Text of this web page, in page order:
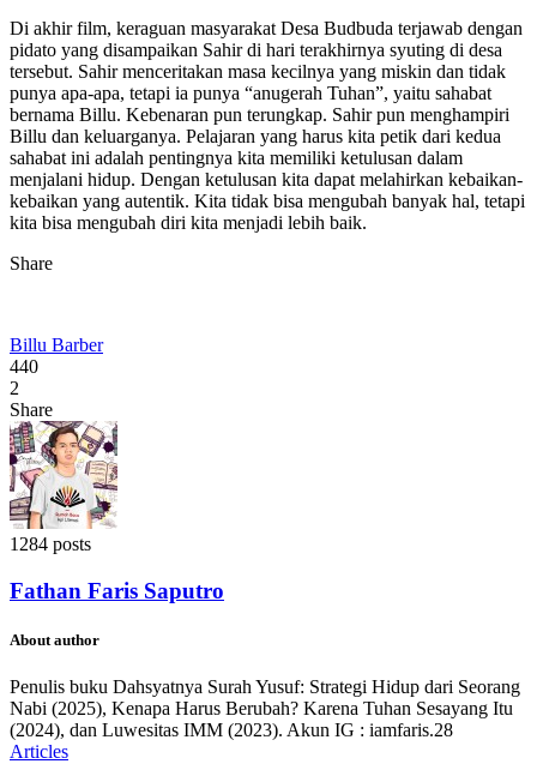
Di akhir film, keraguan masyarakat Desa Budbuda terjawab dengan
pidato yang disampaikan Sahir di hari terakhirnya syuting di desa
tersebut. Sahir menceritakan masa kecilnya yang miskin dan tidak
punya apa-apa, tetapi ia punya “anugerah Tuhan”, yaitu sahabat
bernama Billu. Kebenaran pun terungkap. Sahir pun menghampiri
Billu dan keluarganya. Pelajaran yang harus kita petik dari kedua
sahabat ini adalah pentingnya kita memiliki ketulusan dalam
menjalani hidup. Dengan ketulusan kita dapat melahirkan kebaikan-
kebaikan yang autentik. Kita tidak bisa mengubah banyak hal, tetapi
kita bisa mengubah diri kita menjadi lebih baik.
Share
Billu Barber
440
2
Share
1284 posts
Fathan Faris Saputro
About author
Penulis buku Dahsyatnya Surah Yusuf: Strategi Hidup dari Seorang
Nabi (2025), Kenapa Harus Berubah? Karena Tuhan Sesayang Itu
(2024), dan Luwesitas IMM (2023). Akun IG : iamfaris.28
Articles